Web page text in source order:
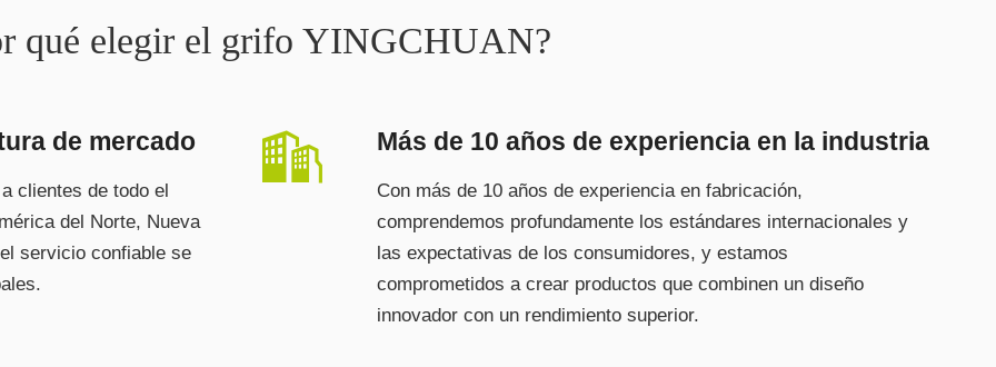
qué elegir el grifo YINGCHUAN?
de mercado
clientes de todo el
del Norte, Nueva
servicio confiable se
Más de 10 años de experiencia en la industria
Con más de 10 años de experiencia en fabricación,
comprendemos profundamente los estándares internacionales y
las expectativas de los consumidores, y estamos
comprometidos a crear productos que combinen un diseño
innovador con un rendimiento superior.